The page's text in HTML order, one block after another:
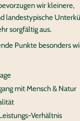
wir kleinere,
landestypische
sorgfältig aus.
Punkte besonders
mit Mensch & Natur
Verhältnis